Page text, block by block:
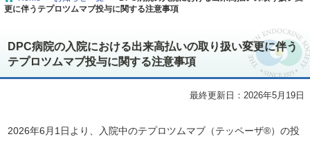
更に伴うテプロツムマブ投与に関する注意事項
DPC病院の入院における出来高払いの取り扱い変更に伴う
テプロツムマブ投与に関する注意事項
最終更新日：2026年5月19日
2026年6月1日より、入院中のテプロツムマブ（テッペーザ®）の投